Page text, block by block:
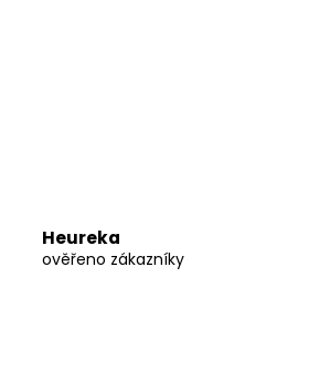
Heureka
ověřeno zákazníky